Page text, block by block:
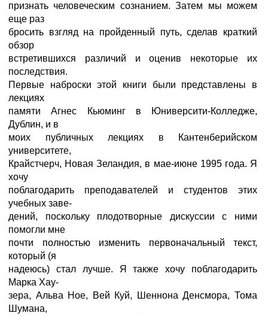
признать человеческим сознанием. Затем мы можем
еще раз
бросить взгляд на пройденный путь, сделав краткий
обзор
встретившихся различий и оценив некоторые их
последствия.
Первые наброски этой книги были представлены в
лекциях
памяти Агнес Кьюминг в Юниверсити-Колледже,
Дублин, и в
моих публичных лекциях в Кантенберийском
университете,
Крайстчерч, Новая Зеландия, в мае-июне 1995 года. Я
хочу
поблагодарить преподавателей и студентов этих
учебных заве-
дений, поскольку плодотворные дискуссии с ними
помогли мне
почти полностью изменить первоначальный текст,
который (я
надеюсь) стал лучше. Я также хочу поблагодарить
Марка Хау-
зера, Альва Ное, Вей Куй, Шеннона Денсмора, Тома
Шумана,